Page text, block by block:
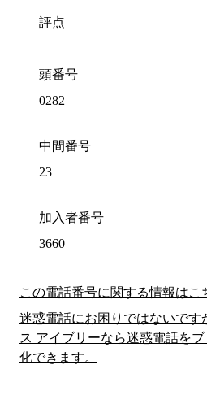
評点
頭番号
0282
中間番号
23
加入者番号
3660
この電話番号に関する情報はこ
迷惑電話にお困りではないです
ス アイブリーなら迷惑電話を
化できます。